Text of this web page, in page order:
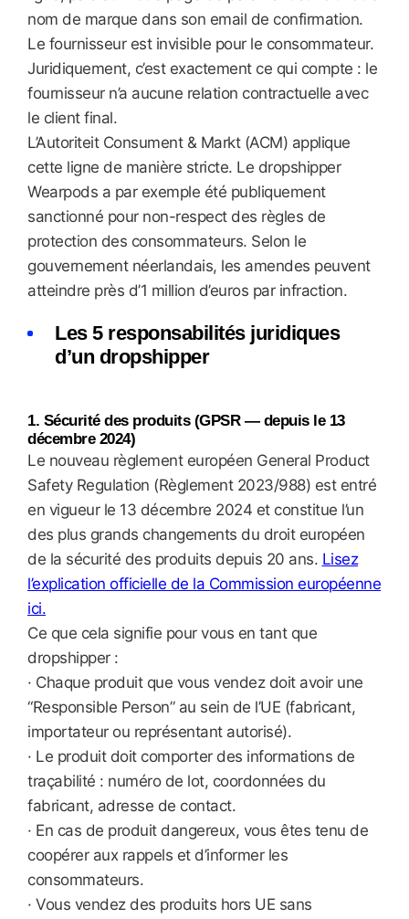
nom de marque dans son email de confirmation.
Le fournisseur est invisible pour le consommateur.
Juridiquement, c’est exactement ce qui compte : le
fournisseur n’a aucune relation contractuelle avec
le client final.
L’Autoriteit Consument & Markt (ACM) applique
cette ligne de manière stricte. Le dropshipper
Wearpods a par exemple été publiquement
sanctionné pour non-respect des règles de
protection des consommateurs. Selon le
gouvernement néerlandais, les amendes peuvent
atteindre près d’1 million d’euros par infraction.
Les 5 responsabilités juridiques
d’un dropshipper
1. Sécurité des produits (GPSR — depuis le 13
décembre 2024)
Le nouveau règlement européen General Product
Safety Regulation (Règlement 2023/988) est entré
en vigueur le 13 décembre 2024 et constitue l’un
des plus grands changements du droit européen
de la sécurité des produits depuis 20 ans. Lisez
l’explication officielle de la Commission européenne
ici.
Ce que cela signifie pour vous en tant que
dropshipper :
· Chaque produit que vous vendez doit avoir une
“Responsible Person” au sein de l’UE (fabricant,
importateur ou représentant autorisé).
· Le produit doit comporter des informations de
traçabilité : numéro de lot, coordonnées du
fabricant, adresse de contact.
· En cas de produit dangereux, vous êtes tenu de
coopérer aux rappels et d’informer les
consommateurs.
· Vous vendez des produits hors UE sans